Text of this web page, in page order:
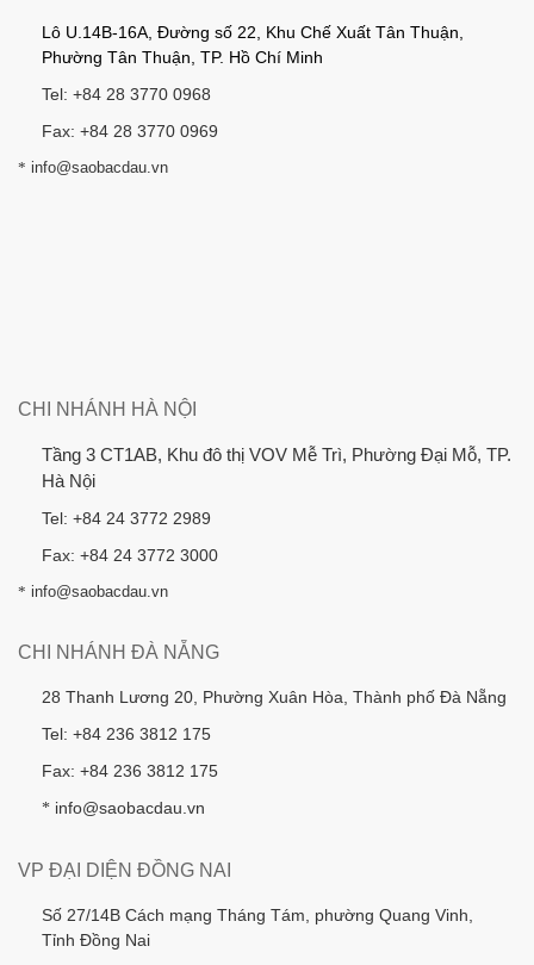
Lô U.14B-16A, Đường số 22, Khu Chế Xuất Tân Thuận,
Phường Tân Thuận, TP. Hồ Chí Minh
Tel: +84 28 3770 0968
Fax: +84 28 3770 0969
* info@saobacdau.vn
CHI NHÁNH HÀ NỘI
Tầng 3 CT1AB, Khu đô thị VOV Mễ Trì, Phường Đại Mỗ, TP.
Hà Nội
Tel: +84 24 3772 2989
Fax: +84 24 3772 3000
* info@saobacdau.vn
CHI NHÁNH ĐÀ NẴNG
28 Thanh Lương 20, Phường Xuân Hòa, Thành phố Đà Nẵng
Tel: +84 236 3812 175
Fax: +84 236 3812 175
* info@saobacdau.vn
VP ĐẠI DIỆN ĐỒNG NAI
Số 27/14B Cách mạng Tháng Tám, phường Quang Vinh,
Tỉnh Đồng Nai